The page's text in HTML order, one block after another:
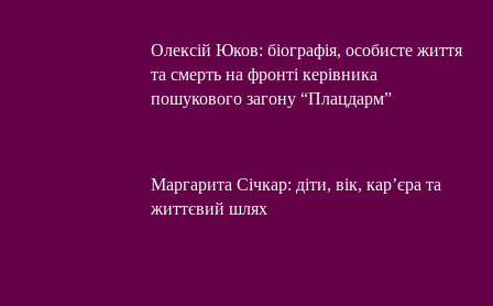
Олексій Юков: біографія, особисте життя
та смерть на фронті керівника
пошукового загону “Плацдарм”
Маргарита Січкар: діти, вік, кар’єра та
життєвий шлях